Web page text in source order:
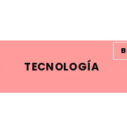
TECNOLOGÍA